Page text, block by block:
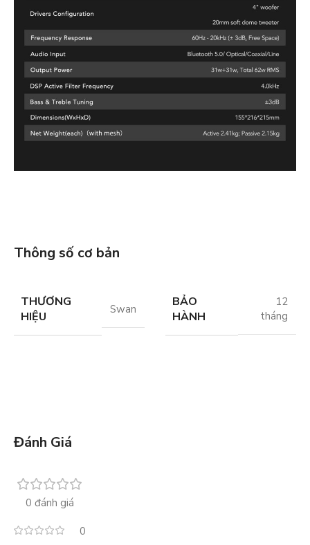
Thông số cơ bản
THƯƠNG
HIỆU
Swan
BẢO
HÀNH
12
tháng
Đánh Giá
0 đánh giá
0